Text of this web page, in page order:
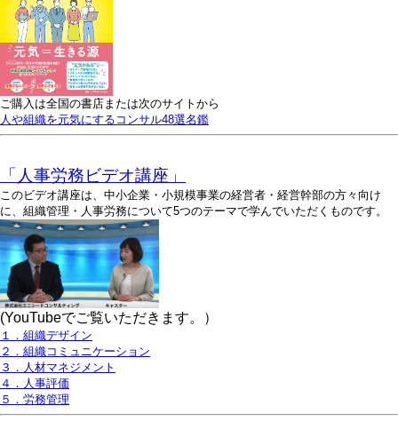
ご購入は全国の書店または次のサイトから
人や組織を元気にするコンサル48選名鑑
「人事労務ビデオ講座」
このビデオ講座は、中小企業・小規模事業の経営者・経営幹部の方々向け
に、組織管理・人事労務について5つのテーマで学んでいただくものです。
(YouTubeでご覧いただきます。）
１．組織デザイン
２．組織コミュニケーション
３．人材マネジメント
４．人事評価
５．労務管理